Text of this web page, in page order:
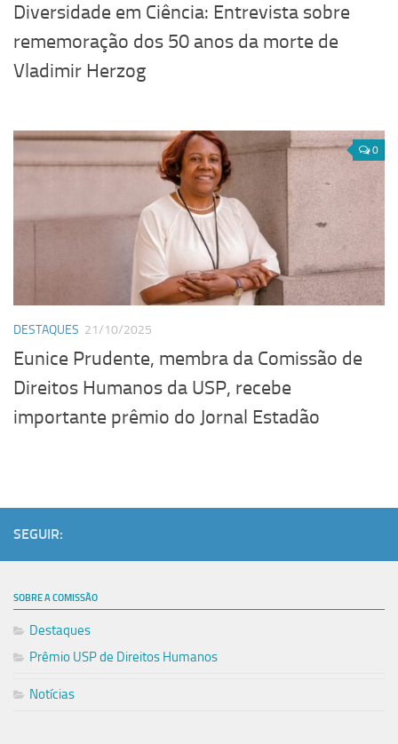
Diversidade em Ciência: Entrevista sobre
rememoração dos 50 anos da morte de
Vladimir Herzog
0
DESTAQUES 21/10/2025
Eunice Prudente, membra da Comissão de
Direitos Humanos da USP, recebe
importante prêmio do Jornal Estadão
SEGUIR:
SOBRE A COMISSÃO
Destaques
Prêmio USP de Direitos Humanos
Notícias